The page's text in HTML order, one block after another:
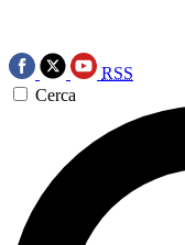
RSS
Cerca